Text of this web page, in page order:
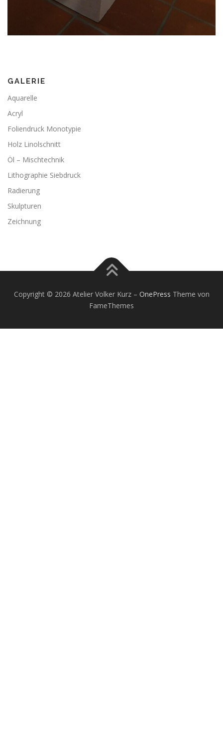
GALERIE
Aquarelle
Acryl
Foliendruck Monotypie
Holz Linolschnitt
Öl – Mischtechnik
Lithographie Siebdruck
Radierung
Skulpturen
Zeichnung
Copyright © 2026 Atelier Volker Kurz – OnePress Theme von
FameThemes